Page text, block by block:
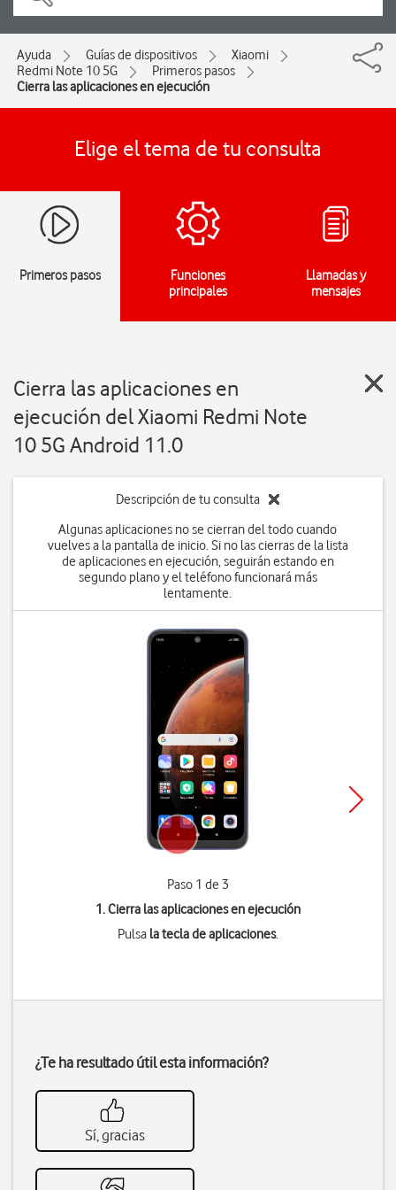
Ayuda Guías de dispositivos
Xiaomi
Redmi Note 10 5G
Primeros pasos
Cierra las aplicaciones en ejecución
Elige el tema de tu consulta
Primeros pasos
Funciones
principales
Llamadas y
mensajes
Cierra las aplicaciones en
ejecución del Xiaomi Redmi Note
10 5G Android 11.0
Descripción de tu consulta
Algunas aplicaciones no se cierran del todo cuando
vuelves a la pantalla de inicio. Si no las cierras de la lista
de aplicaciones en ejecución, seguirán estando en
segundo plano y el teléfono funcionará más
lentamente.
Paso 1 de 3
1. Cierra las aplicaciones en ejecución
Pulsa la tecla de aplicaciones.
¿Te ha resultado útil esta información?
Sí, gracias